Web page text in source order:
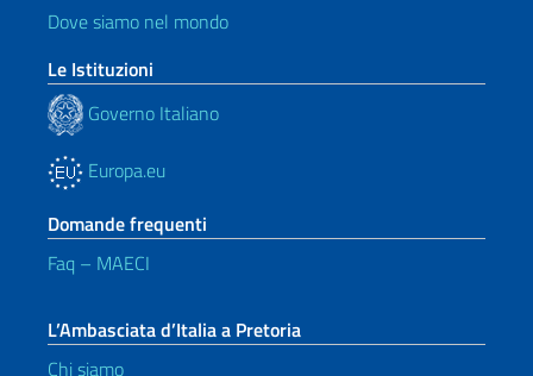
Dove siamo nel mondo
Le Istituzioni
Governo Italiano
Europa.eu
Domande frequenti
Faq – MAECI
L’Ambasciata d’Italia a Pretoria
Chi siamo